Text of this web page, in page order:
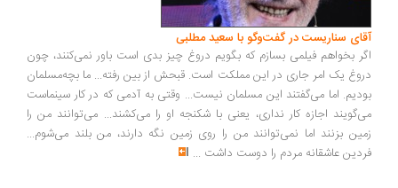
سناریست در گفت‌وگو با سعید مطلبی
بخواهم فیلمی بسازم که بگویم دروغ چیز بدی است باور نمی‌کنند، چون
یک امر جاری در این مملکت است. قبحش از بین رفته... ما بچه‌مسلمان
اما می‌گفتند این مسلمان نیست... وقتی به آدمی که در کار سینماست
اجازه کار نداری، یعنی با شکنجه او را می‌کشند... می‌توانند من را
بزنند اما نمی‌توانند من را روی زمین نگه دارند، من بلند می‌شوم...
عاشقانه مردم را دوست داشت ...